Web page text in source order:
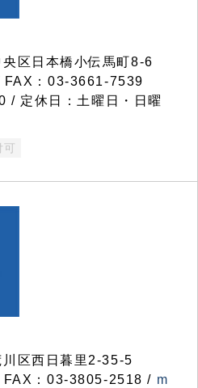
区日本橋小伝馬町8-6
：03-3661-7539
/ 定休日：土曜日・日曜
可
区西日暮里2-35-5
：03-3805-2518 / m